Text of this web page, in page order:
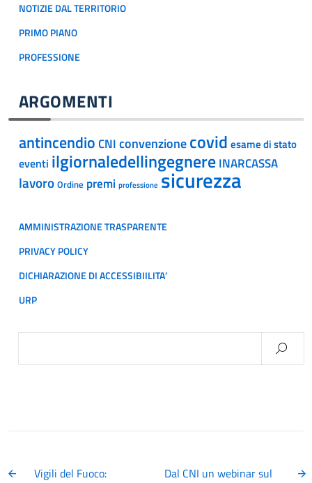
NOTIZIE DAL TERRITORIO
PRIMO PIANO
PROFESSIONE
ARGOMENTI
antincendioCNIconvenzionecovid esame di stato
eventi ilgiornaledellingegnereINARCASSA
lavoro Ordine premi professione sicurezza
AMMINISTRAZIONE TRASPARENTE
PRIVACY POLICY
DICHIARAZIONE DI ACCESSIBIILITA’
URP
Vigili del Fuoco:
Dal CNI un webinar sul